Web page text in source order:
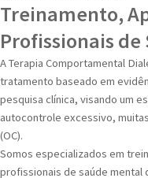
Treinamento,
Profissionais
A Terapia Comportamental
tratamento baseado em
pesquisa clínica, visando um
autocontrole excessivo,
(OC).
Somos especializados em
profissionais de saúde mental